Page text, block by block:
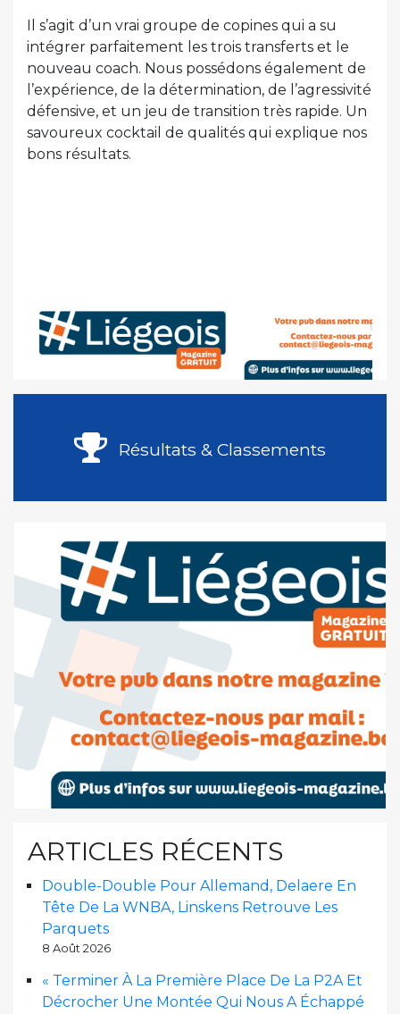
Il s’agit d’un vrai groupe de copines qui a su
intégrer parfaitement les trois transferts et le
nouveau coach. Nous possédons également de
l’expérience, de la détermination, de l’agressivité
défensive, et un jeu de transition très rapide. Un
savoureux cocktail de qualités qui explique nos
bons résultats.
Résultats & Classements
ARTICLES RÉCENTS
Double-Double Pour Allemand, Delaere En
Tête De La WNBA, Linskens Retrouve Les
Parquets
8 Août 2026
« Terminer À La Première Place De La P2A Et
Décrocher Une Montée Qui Nous A Échappé